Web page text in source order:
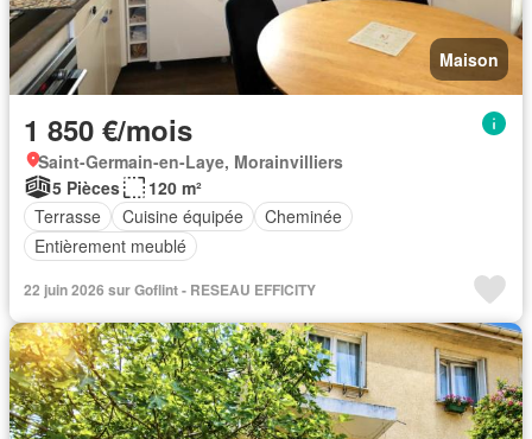
Maison
1 850 €/mois
Saint-Germain-en-Laye, Morainvilliers
5 Pièces
120 m²
Terrasse
Cuisine équipée
Cheminée
Entièrement meublé
22 juin 2026 sur Goflint - RESEAU EFFICITY